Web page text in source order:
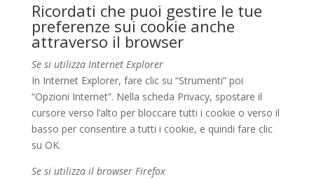
Ricordati che puoi gestire le tue
preferenze sui cookie anche
attraverso il browser
Se si utilizza Internet Explorer
In Internet Explorer, fare clic su “Strumenti” poi
“Opzioni Internet”. Nella scheda Privacy, spostare il
cursore verso l’alto per bloccare tutti i cookie o verso il
basso per consentire a tutti i cookie, e quindi fare clic
su OK.
Se si utilizza il browser Firefox